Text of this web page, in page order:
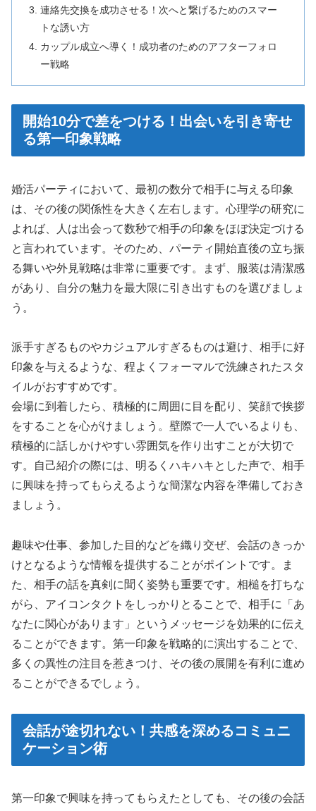
連絡先交換を成功させる！次へと繋げるためのスマー
トな誘い方
カップル成立へ導く！成功者のためのアフターフォロ
ー戦略
開始10分で差をつける！出会いを引き寄せ
る第一印象戦略
婚活パーティにおいて、最初の数分で相手に与える印象
は、その後の関係性を大きく左右します。心理学の研究に
よれば、人は出会って数秒で相手の印象をほぼ決定づける
と言われています。そのため、パーティ開始直後の立ち振
る舞いや外見戦略は非常に重要です。まず、服装は清潔感
があり、自分の魅力を最大限に引き出すものを選びましょ
う。
派手すぎるものやカジュアルすぎるものは避け、相手に好
印象を与えるような、程よくフォーマルで洗練されたスタ
イルがおすすめです。
会場に到着したら、積極的に周囲に目を配り、笑顔で挨拶
をすることを心がけましょう。壁際で一人でいるよりも、
積極的に話しかけやすい雰囲気を作り出すことが大切で
す。自己紹介の際には、明るくハキハキとした声で、相手
に興味を持ってもらえるような簡潔な内容を準備しておき
ましょう。
趣味や仕事、参加した目的などを織り交ぜ、会話のきっか
けとなるような情報を提供することがポイントです。ま
た、相手の話を真剣に聞く姿勢も重要です。相槌を打ちな
がら、アイコンタクトをしっかりとることで、相手に「あ
なたに関心があります」というメッセージを効果的に伝え
ることができます。第一印象を戦略的に演出することで、
多くの異性の注目を惹きつけ、その後の展開を有利に進め
ることができるでしょう。
会話が途切れない！共感を深めるコミュニ
ケーション術
第一印象で興味を持ってもらえたとしても、その後の会話